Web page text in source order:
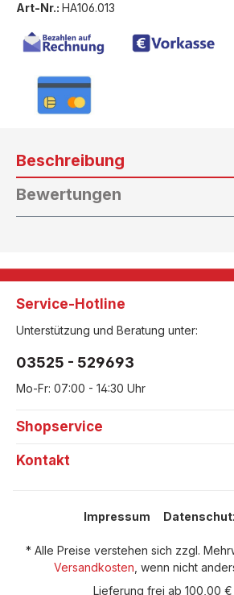
Art-Nr.: HA106.013
Beschreibung
Bewertungen
Service-Hotline
Unterstützung und Beratung unter:
03525 - 529693
Mo-Fr: 07:00 - 14:30 Uhr
Shopservice
Kontakt
Impressum
* Alle Preise verstehen sich zzgl.
Versandkosten , wenn nicht
Lieferung frei ab 100,00 €